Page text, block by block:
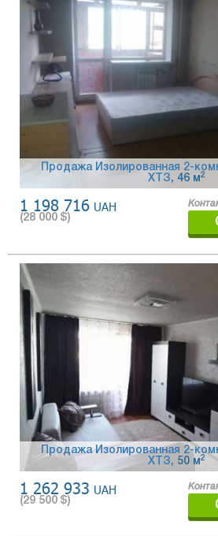
Продажа Изолированная 2-
ХТЗ, 46 м 2
1 198 716 UAH
(28 000 $)
Продажа Изолированная 2-
ХТЗ, 50 м 2
1 262 933 UAH
(29 500 $)